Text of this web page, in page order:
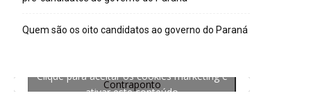
Quem são os oito candidatos ao governo do Paraná
Contraponto
Clique para aceitar os cookies marketing e
ativar este conteúdo